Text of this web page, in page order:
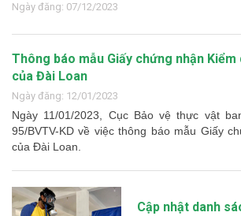
Ngày đăng: 07/12/2023
Thông báo mẫu Giấy chứng nhận
của Đài Loan
Ngày đăng: 12/01/2023
Ngày 11/01/2023, Cục Bảo vệ thực vật
95/BVTV-KD về việc thông báo mẫu Giấy
của Đài Loan.
Cập nhật danh